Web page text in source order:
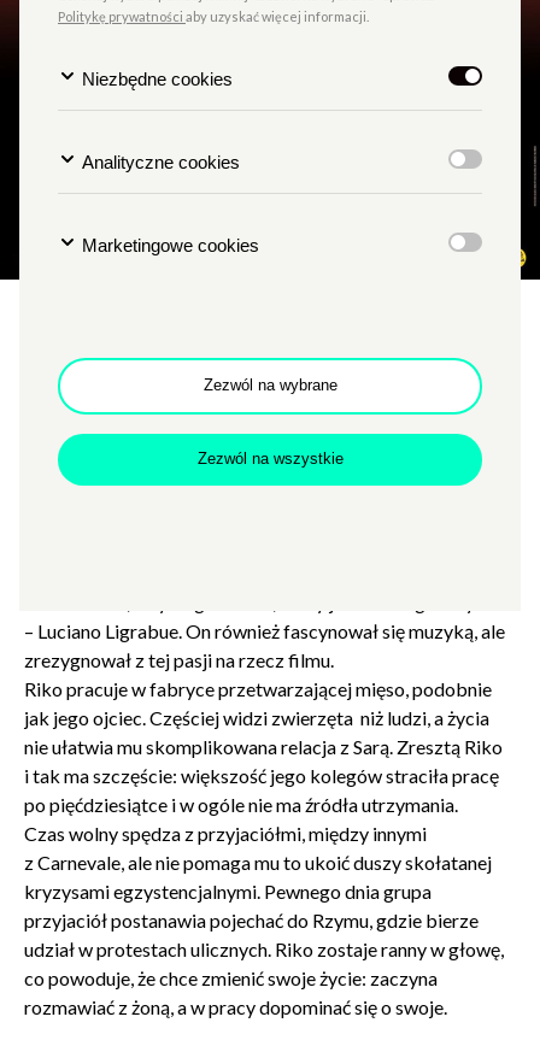
Dołącz do newslettera
Made in Italy
– Luciano Ligrabue. On również fascynował się muzyką, ale
zrezygnował z tej pasji na rzecz filmu.
Riko pracuje w fabryce przetwarzającej mięso, podobnie
jak jego ojciec. Częściej widzi zwierzęta niż ludzi, a życia
nie ułatwia mu skomplikowana relacja z Sarą. Zresztą Riko
i tak ma szczęście: większość jego kolegów straciła pracę
po pięćdziesiątce i w ogóle nie ma źródła utrzymania.
Czas wolny spędza z przyjaciółmi, między innymi
z Carnevale, ale nie pomaga mu to ukoić duszy skołatanej
kryzysami egzystencjalnymi. Pewnego dnia grupa
przyjaciół postanawia pojechać do Rzymu, gdzie bierze
udział w protestach ulicznych. Riko zostaje ranny w głowę,
co powoduje, że chce zmienić swoje życie: zaczyna
rozmawiać z żoną, a w pracy dopominać się o swoje.
Politykę prywatności aby uzyskać więcej informacji.
Niezbędne cookies
Analityczne cookies
Marketingowe cookies
Zezwól na wybrane
Zezwól na wszystkie